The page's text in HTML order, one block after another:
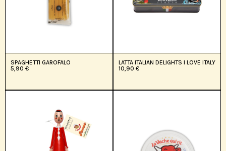
SPAGHETTI GAROFALO
5,90 €
LATTA ITALIAN DELIGHTS I LOVE ITALY
10,90 €